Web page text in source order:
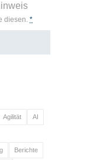
diesen.*
Agilität AI
Berichte